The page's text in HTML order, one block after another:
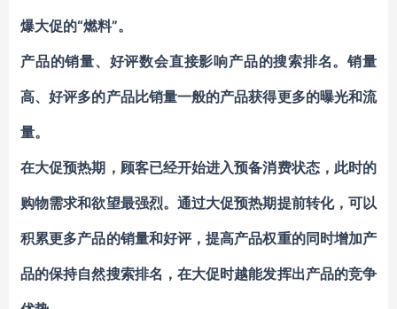
爆大促的“燃料”。
产品的销量、好评数会直接影响产品的搜索排名。销量
高、好评多的产品比销量一般的产品获得更多的曝光和流
量。
在大促预热期，顾客已经开始进入预备消费状态，此时的
购物需求和欲望最强烈。通过大促预热期提前转化，可以
积累更多产品的销量和好评，提高产品权重的同时增加产
品的保持自然搜索排名，在大促时越能发挥出产品的竞争